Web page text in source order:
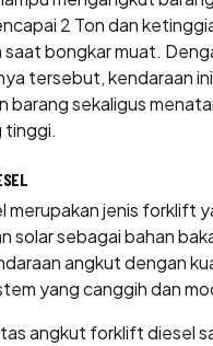
2 Ton dan
saat bongkar muat.
tersebut, kendaraan
barang sekaligus
tinggi.
merupakan jenis forklift
solar sebagai bahan
angkut dengan
yang canggih dan
angkut forklift diesel